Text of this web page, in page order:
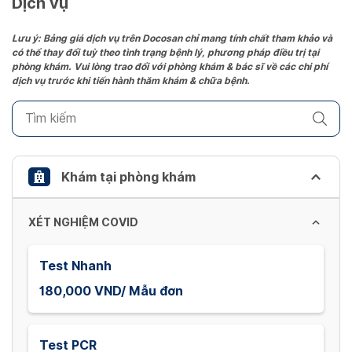
the
question
mark
to
keyboard
shortcuts
changing
Lưu ý: Bảng giá dịch vụ trên Docosan chỉ mang tính chất tham khảo và
có thể thay đổi tuỳ theo tình trạng bệnh lý, phương pháp điều trị tại
phòng khám. Vui lòng trao đổi với phòng khám & bác sĩ về các chi phí
dịch vụ trước khi tiến hành thăm khám & chữa bệnh.
Khám tại phòng khám
XÉT NGHIỆM COVID
Test Nhanh
180,000 VND/ Mẫu đơn
Test PCR